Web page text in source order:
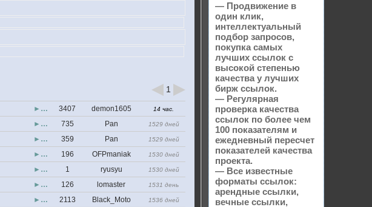
1
►… 3407 demon1605 14 час.
►… 735 Pan 1529 дней
►… 359 Pan 1529 дней
►… 196 OFPmaniak 1530 дней
►… 1 ryusyu 1530 дней
►… 126 lomaster 1531 день
►… 2113 Black_Moto 1536 дней
— Продвижение в
один клик,
интеллектуальный
подбор запросов,
покупка самых
лучших ссылок с
высокой степенью
качества у лучших
бирж ссылок.
— Регулярная
проверка качества
ссылок по более чем
100 показателям и
ежедневный пересчет
показателей качества
проекта.
— Все известные
форматы ссылок:
арендные ссылки,
вечные ссылки,